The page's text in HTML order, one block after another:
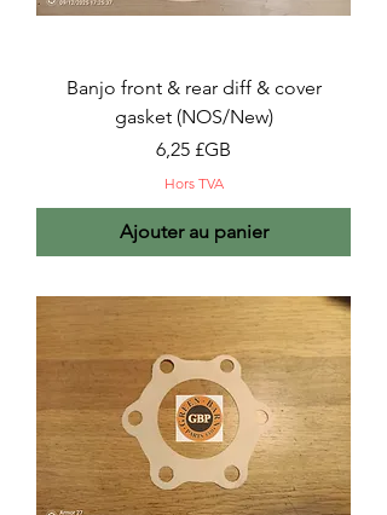
Banjo front & rear diff & cover
gasket (NOS/New)
Prix
6,25 £GB
Hors TVA
Ajouter au panier